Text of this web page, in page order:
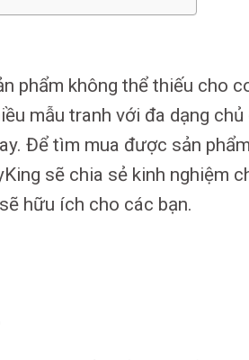
phẩm không thể thiếu cho
mẫu tranh với đa dạng chủ
Để tìm mua được sản
sẽ chia sẻ kinh nghiệm
hữu ích cho các bạn.